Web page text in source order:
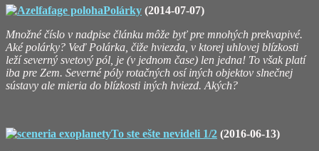
Polárky (2014-07-07)
Množné číslo v nadpise článku môže byť pre mnohých prekvapivé.
Aké polárky? Veď Polárka, čiže hviezda, v ktorej uhlovej blízkosti
leží severný svetový pól, je (v jednom čase) len jedna! To však platí
iba pre Zem. Severné póly rotačných osí iných objektov slnečnej
sústavy ale mieria do blízkosti iných hviezd. Akých?
To ste ešte nevideli 1/2 (2016-06-13)